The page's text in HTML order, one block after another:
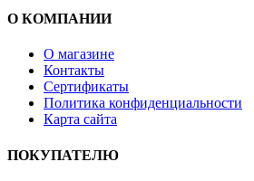
О КОМПАНИИ
О магазине
Контакты
Сертификаты
Политика конфиденциальности
Карта сайта
ПОКУПАТЕЛЮ